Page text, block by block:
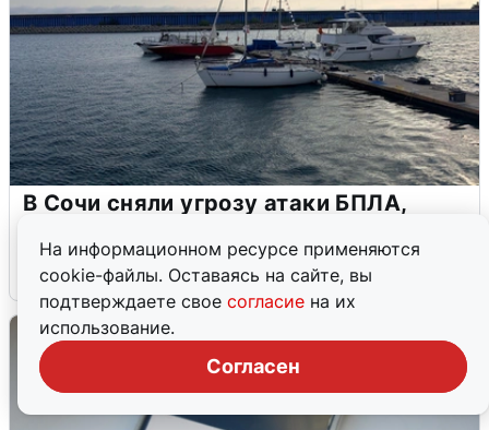
На информационном ресурсе применяются
cookie-файлы. Оставаясь на сайте, вы
подтверждаете свое согласие на их
использование.
Согласен
В Сочи сняли угрозу атаки БПЛА,
6 августа 0